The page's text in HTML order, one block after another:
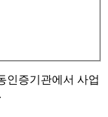
인증기관에서 사업